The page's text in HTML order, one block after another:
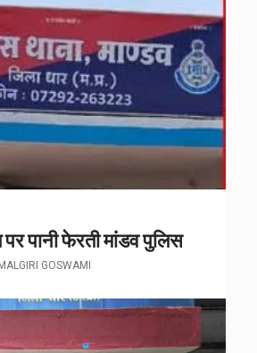
पानी फेरती मांडव पुलिस
GOSWAMI